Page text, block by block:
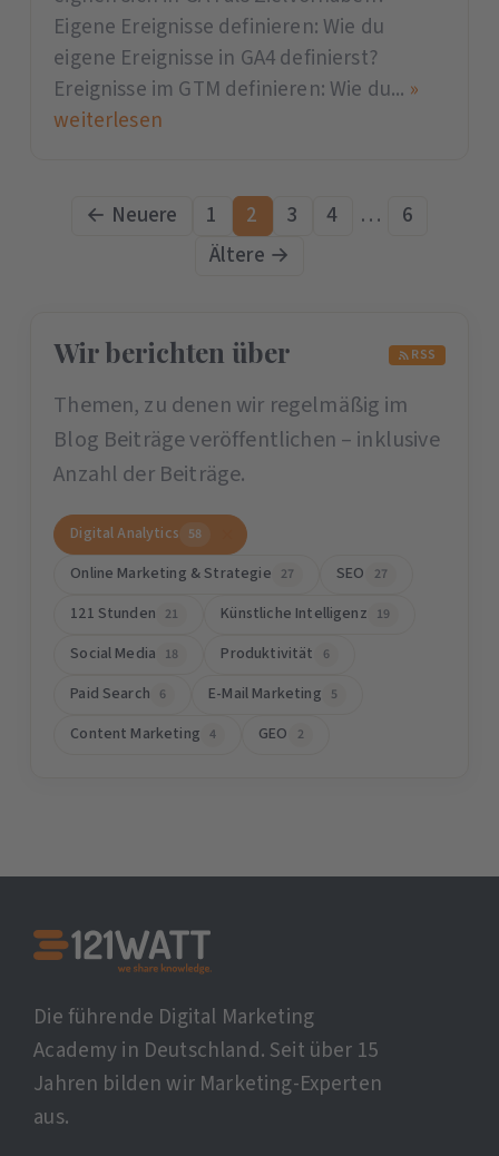
Eigene Ereignisse definieren: Wie du
eigene Ereignisse in GA4 definierst?
Ereignisse im GTM definieren: Wie du... »
weiterlesen
← Neuere 1 2 3 4 …
6
Ältere →
Wir berichten über RSS
Themen, zu denen wir regelmäßig im
Blog Beiträge veröffentlichen – inklusive
Anzahl der Beiträge.
Digital Analytics 58
Online Marketing & Strategie 27 SEO 27
121 Stunden 21 Künstliche Intelligenz 19
Social Media 18 Produktivität 6
Paid Search 6 E-Mail Marketing 5
Content Marketing 4 GEO 2
Die führende Digital Marketing
Academy in Deutschland. Seit über 15
Jahren bilden wir Marketing-Experten
aus.